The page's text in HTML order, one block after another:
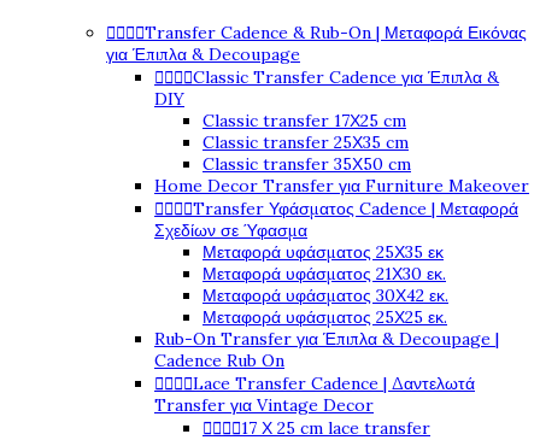
Transfer Cadence & Rub-On | Μεταφορά Εικόνας
για Έπιπλα & Decoupage
Classic Transfer Cadence για Έπιπλα &
DIY
Classic transfer 17Χ25 cm
Classic transfer 25Χ35 cm
Classic transfer 35Χ50 cm
Home Decor Transfer για Furniture Makeover
Transfer Υφάσματος Cadence | Μεταφορά
Σχεδίων σε Ύφασμα
Μεταφορά υφάσματος 25Χ35 εκ
Μεταφορά υφάσματος 21Χ30 εκ.
Μεταφορά υφάσματος 30Χ42 εκ.
Μεταφορά υφάσματος 25Χ25 εκ.
Rub-On Transfer για Έπιπλα & Decoupage |
Cadence Rub On
Lace Transfer Cadence | Δαντελωτά
Transfer για Vintage Decor
17 Χ 25 cm lace transfer